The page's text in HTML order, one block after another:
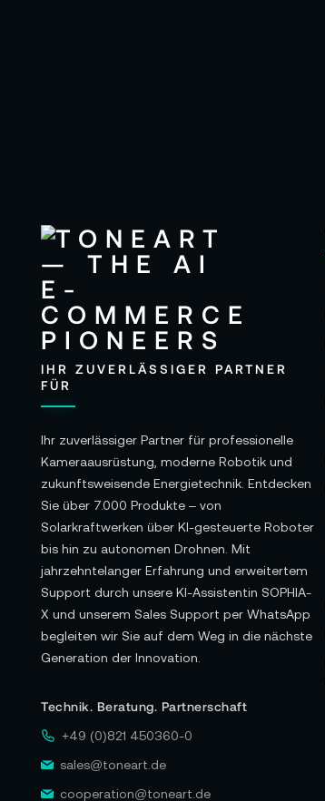
IHR ZUVERLÄSSIGER PARTNER
FÜR
Ihr zuverlässiger Partner für professionelle
Kameraausrüstung, moderne Robotik und
zukunftsweisende Energietechnik. Entdecken
Sie über 7.000 Produkte – von
Solarkraftwerken über KI-gesteuerte Roboter
bis hin zu autonomen Drohnen. Mit
jahrzehntelanger Erfahrung und erweitertem
Support durch unsere KI-Assistentin SOPHIA-
X und unserem Sales Support per WhatsApp
begleiten wir Sie auf dem Weg in die nächste
Generation der Innovation.
Technik. Beratung. Partnerschaft
+49 (0)821 450360-0
sales@toneart.de
cooperation@toneart.de